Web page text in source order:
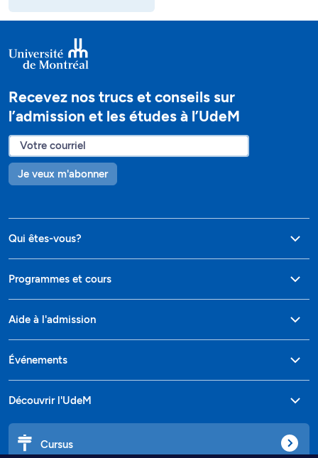
Recevez nos trucs et conseils sur
l’admission et les études à l’UdeM
Je veux m'abonner
Qui êtes-vous?
Programmes et cours
Aide à l'admission
Événements
Découvrir l'UdeM
Cursus